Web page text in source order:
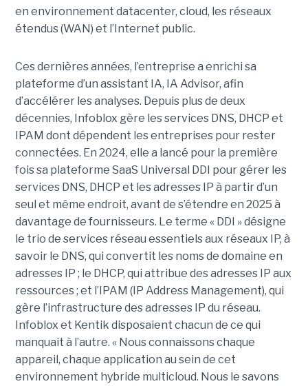
en environnement datacenter, cloud, les réseaux
étendus (WAN) et l’Internet public.
Ces dernières années, l’entreprise a enrichi sa
plateforme d’un assistant IA, IA Advisor, afin
d’accélérer les analyses. Depuis plus de deux
décennies, Infoblox gère les services DNS, DHCP et
IPAM dont dépendent les entreprises pour rester
connectées. En 2024, elle a lancé pour la première
fois sa plateforme SaaS Universal DDI pour gérer les
services DNS, DHCP et les adresses IP à partir d’un
seul et même endroit, avant de s’étendre en 2025 à
davantage de fournisseurs. Le terme « DDI » désigne
le trio de services réseau essentiels aux réseaux IP, à
savoir le DNS, qui convertit les noms de domaine en
adresses IP ; le DHCP, qui attribue des adresses IP aux
ressources ; et l’IPAM (IP Address Management), qui
gère l’infrastructure des adresses IP du réseau.
Infoblox et Kentik disposaient chacun de ce qui
manquait à l’autre. « Nous connaissons chaque
appareil, chaque application au sein de cet
environnement hybride multicloud. Nous le savons